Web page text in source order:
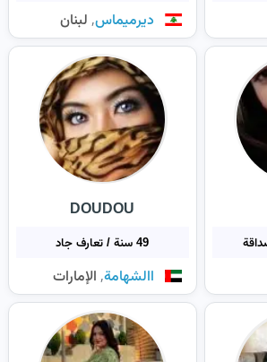
ديرميماس, لبنان
DOUDOU
49 سنة / تعارف جاد
االشهامة, الإمارات